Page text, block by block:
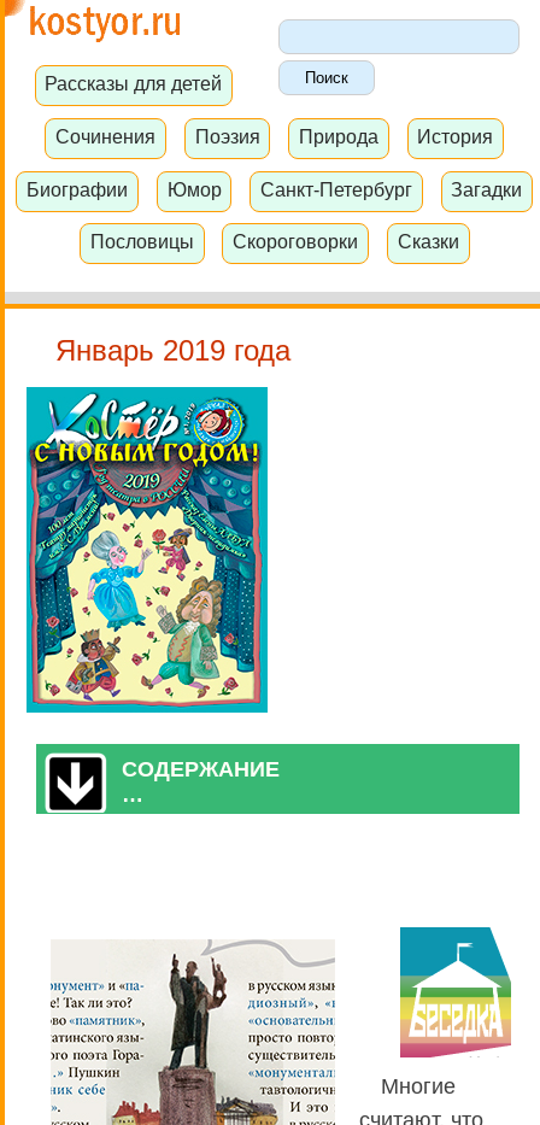
Рассказы для детей
Сочинения Поэзия Природа История
Биографии Юмор Санкт-Петербург Загадки
Пословицы Скороговорки Сказки
Январь 2019 года
СОДЕРЖАНИЕ
…
Многие
считают, что